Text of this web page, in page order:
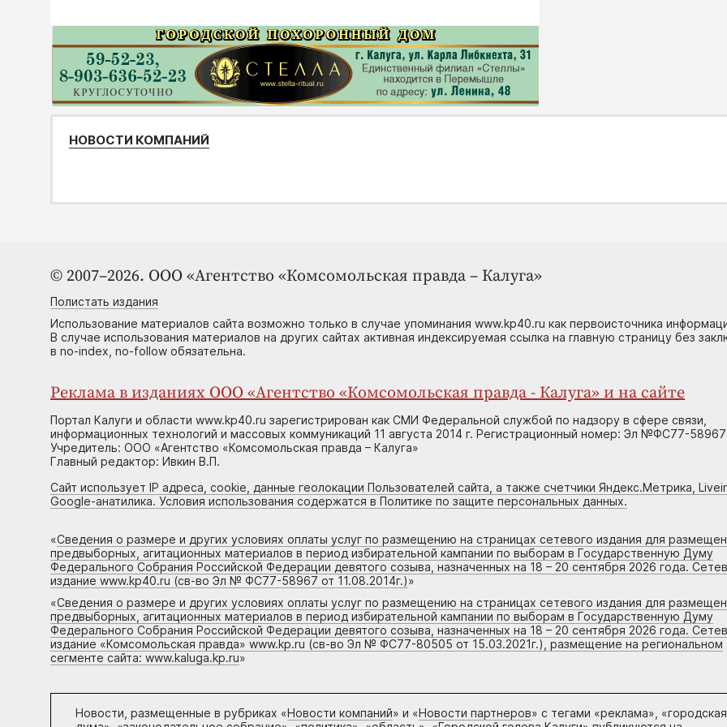
НОВОСТИ КОМПАНИЙ
© 2007–2026. ООО «Агентство «Комсомольская правда – Калуга»
Полистать издания
Использование материалов сайта возможно только в случае упоминания www.kp40.ru как первоисточника
В случае использования материалов на других сайтах активная индексируемая ссылка на главную страницу без
в no-index, no-follow обязательна.
Реклама в изданиях ООО «Агентство «Комсомольская правда - Калуга» и на сайте
Портал Калуги и области www.kp40.ru зарегистрирован как СМИ Федеральной службой по надзору в сфере связи,
информационных технологий и массовых коммуникаций 11 августа 2014 г. Регистрационный номер: Эл №ФС77-58967
Учредитель: ООО «Агентство «Комсомольская правда – Калуга»
Главный редактор: Ивкин В.П.
Сайт использует IP адреса, cookie, данные геолокации Пользователей сайта, а также счетчики Яндекс.Метрика,
Google-анатилика. Условия использования содержатся в Политике по защите персональных данных.
«Сведения о размере и других условиях оплаты услуг по размещению на страницах сетевого издания для
предвыборных, агитационных материалов в период избирательной кампании по выборам в Государственную Думу
Федерального Собрания Российской Федерации девятого созыва, назначенных на 18 – 20 сентября 2026 года.
издание www.kp40.ru (св-во Эл № ФС77-58967 от 11.08.2014г.)»
«Сведения о размере и других условиях оплаты услуг по размещению на страницах сетевого издания для
предвыборных, агитационных материалов в период избирательной кампании по выборам в Государственную Думу
Федерального Собрания Российской Федерации девятого созыва, назначенных на 18 – 20 сентября 2026 года.
издание «Комсомольская правда» www.kp.ru (св-во Эл № ФС77-80505 от 15.03.2021г.), размещение на региональном
сегменте сайта: www.kaluga.kp.ru»
Новости, размещенные в рубриках «Новости компаний» и «Новости партнеров» с тегами «реклама», «городская